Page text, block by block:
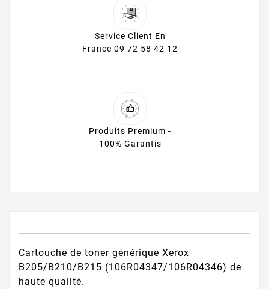
Service Client En
France 09 72 58 42 12
Produits Premium -
100% Garantis
Cartouche de toner générique Xerox
B205/B210/B215 (106R04347/106R04346) de
haute qualité.